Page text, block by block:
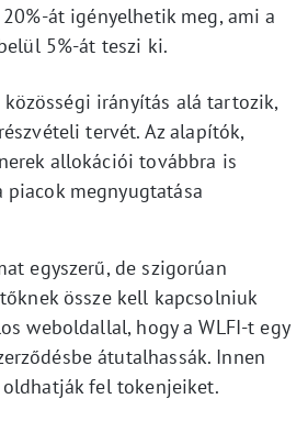
át igényelhetik meg, ami a
5%-át teszi ki.
irányítás alá tartozik,
tervét. Az alapítók,
allokációi továbbra is
piacok megnyugtatása
egyszerű, de szigorúan
össze kell kapcsolniuk
weboldallal, hogy a WLFI-t egy
átutalhassák. Innen
fel tokenjeiket.